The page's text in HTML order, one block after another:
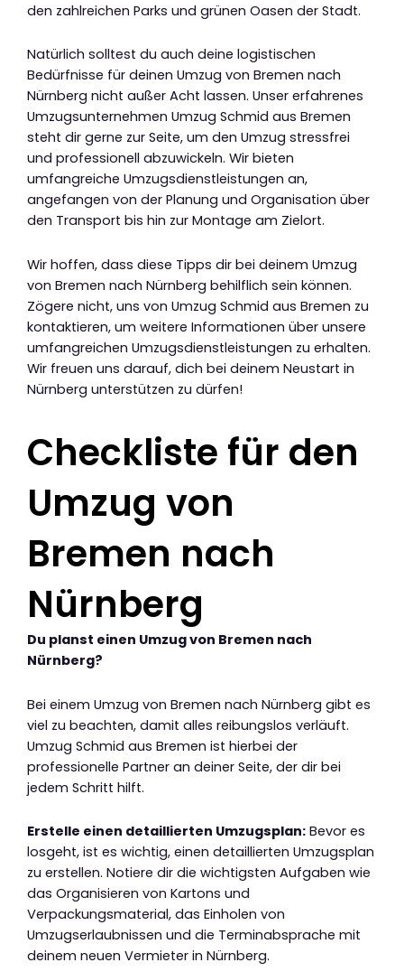
den zahlreichen Parks und grünen Oasen der Stadt.
Natürlich solltest du auch deine logistischen
Bedürfnisse für deinen Umzug von Bremen nach
Nürnberg nicht außer Acht lassen. Unser erfahrenes
Umzugsunternehmen Umzug Schmid aus Bremen
steht dir gerne zur Seite, um den Umzug stressfrei
und professionell abzuwickeln. Wir bieten
umfangreiche Umzugsdienstleistungen an,
angefangen von der Planung und Organisation über
den Transport bis hin zur Montage am Zielort.
Wir hoffen, dass diese Tipps dir bei deinem Umzug
von Bremen nach Nürnberg behilflich sein können.
Zögere nicht, uns von Umzug Schmid aus Bremen zu
kontaktieren, um weitere Informationen über unsere
umfangreichen Umzugsdienstleistungen zu erhalten.
Wir freuen uns darauf, dich bei deinem Neustart in
Nürnberg unterstützen zu dürfen!
Checkliste für den
Umzug von
Bremen nach
Nürnberg
Du planst einen Umzug von Bremen nach
Nürnberg?
Bei einem Umzug von Bremen nach Nürnberg gibt es
viel zu beachten, damit alles reibungslos verläuft.
Umzug Schmid aus Bremen ist hierbei der
professionelle Partner an deiner Seite, der dir bei
jedem Schritt hilft.
Erstelle einen detaillierten Umzugsplan: Bevor es
losgeht, ist es wichtig, einen detaillierten Umzugsplan
zu erstellen. Notiere dir die wichtigsten Aufgaben wie
das Organisieren von Kartons und
Verpackungsmaterial, das Einholen von
Umzugserlaubnissen und die Terminabsprache mit
deinem neuen Vermieter in Nürnberg.